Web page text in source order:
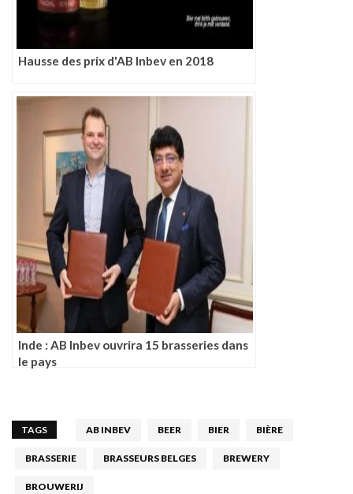
Hausse des prix d'AB Inbev en 2018
Inde : AB Inbev ouvrira 15 brasseries dans
le pays
TAGS AB INBEV BEER BIER BIÈRE
BRASSERIE BRASSEURS BELGES BREWERY
BROUWERIJ